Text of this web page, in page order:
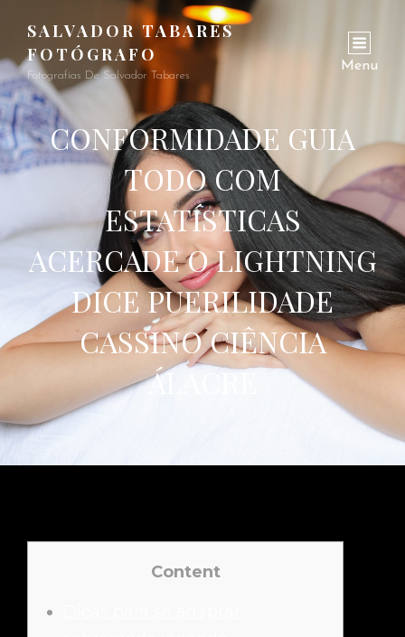
SALVADOR TABARES
FOTÓGRAFO
Fotografías De Salvador Tabares
Menu
CONFORMIDADE GUIA
TODO COM
ESTATÍSTICAS
ACERCADE O LIGHTNING
DICE PUERILIDADE
CASSINO CIÊNCIA
ÁLACRE
Content